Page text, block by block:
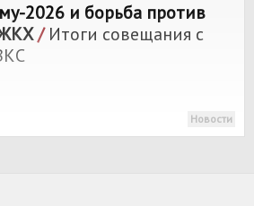
2026 и борьба против
/Итоги совещания с
Новости